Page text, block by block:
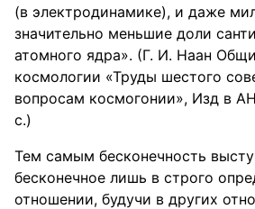
(в электродинамике), и даже
значительно меньшие доли
атомного ядра». (Г. И. Наан
космологии «Труды шестого
вопросам космогонии», Изд в
с.)
Тем самым бесконечность
бесконечное лишь в строго
отношении, будучи в других